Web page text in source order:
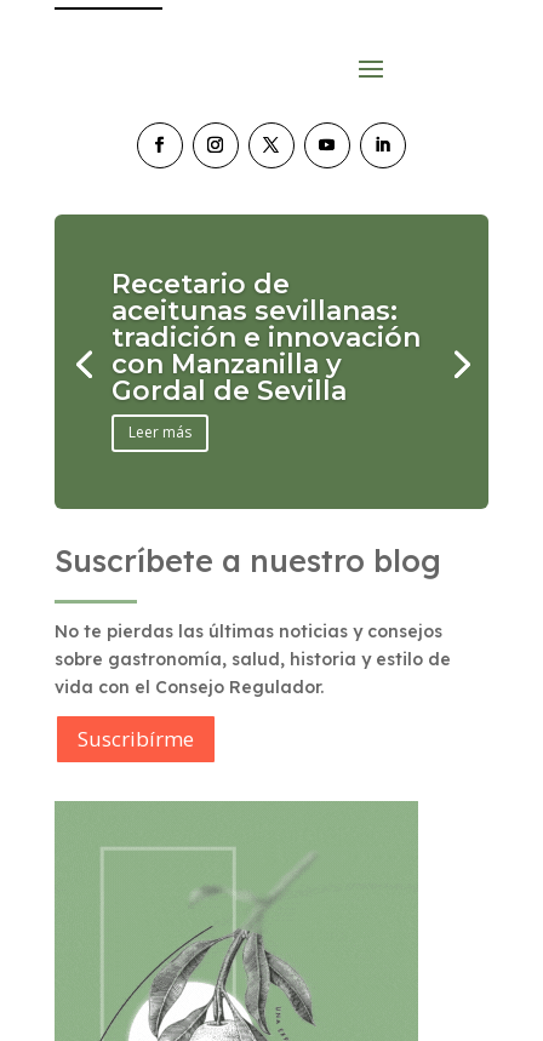
Recetario de
aceitunas sevillanas:
tradición e innovación
con Manzanilla y
Gordal de Sevilla
Leer más
Suscríbete a nuestro blog
No te pierdas las últimas noticias y consejos
sobre gastronomía, salud, historia y estilo de
vida con el Consejo Regulador.
Suscribírme